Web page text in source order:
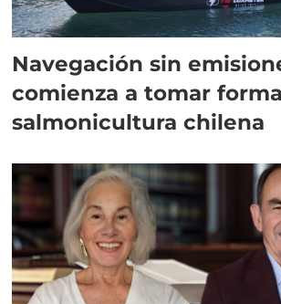
Navegación sin
comienza a tomar
salmonicultura chilena